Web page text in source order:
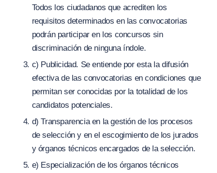
Todos los ciudadanos que acrediten los
requisitos determinados en las convocatorias
podrán participar en los concursos sin
discriminación de ninguna índole.
c) Publicidad. Se entiende por esta la difusión
efectiva de las convocatorias en condiciones que
permitan ser conocidas por la totalidad de los
candidatos potenciales.
d) Transparencia en la gestión de los procesos
de selección y en el escogimiento de los jurados
y órganos técnicos encargados de la selección.
e) Especialización de los órganos técnicos